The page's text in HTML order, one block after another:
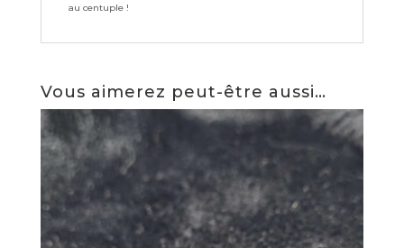
au centuple !
Vous aimerez peut-être aussi…